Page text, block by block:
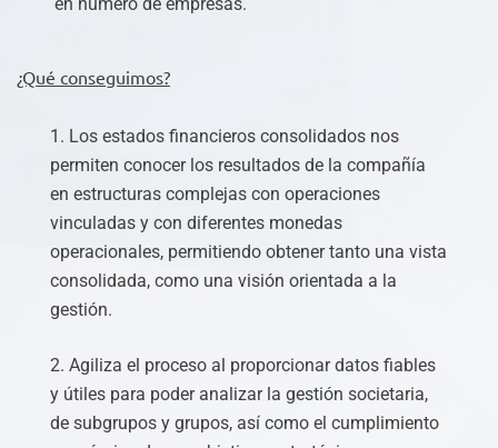
¿Qué conseguimos?
1. Los estados financieros consolidados nos
permiten conocer los resultados de la compañía
en estructuras complejas con operaciones
vinculadas y con diferentes monedas
operacionales, permitiendo obtener tanto una vista
consolidada, como una visión orientada a la
gestión.
2. Agiliza el proceso al proporcionar datos fiables
y útiles para poder analizar la gestión societaria,
de subgrupos y grupos, así como el cumplimiento